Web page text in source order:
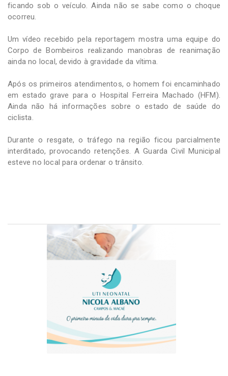
ficando sob o veículo. Ainda não se sabe como o choque
ocorreu.
Um vídeo recebido pela reportagem mostra uma equipe do
Corpo de Bombeiros realizando manobras de reanimação
ainda no local, devido à gravidade da vítima.
Após os primeiros atendimentos, o homem foi encaminhado
em estado grave para o Hospital Ferreira Machado (HFM).
Ainda não há informações sobre o estado de saúde do
ciclista.
Durante o resgate, o tráfego na região ficou parcialmente
interditado, provocando retenções. A Guarda Civil Municipal
esteve no local para ordenar o trânsito.